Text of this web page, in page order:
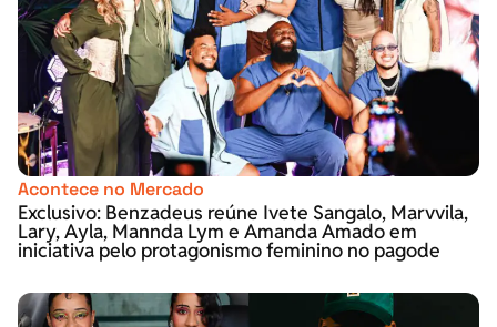
Acontece no Mercado
Exclusivo: Benzadeus reúne Ivete Sangalo, Marvvila,
Lary, Ayla, Mannda Lym e Amanda Amado em
iniciativa pelo protagonismo feminino no pagode